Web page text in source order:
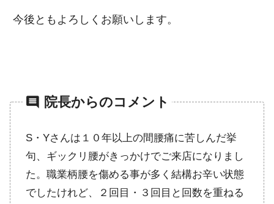
今後ともよろしくお願いします。
comment 院長からのコメント
S・Yさんは１０年以上の間腰痛に苦しんだ挙
句、ギックリ腰がきっかけでご来店になりまし
た。職業柄腰を傷める事が多く結構お辛い状態
でしたけれど、２回目・３回目と回数を重ねる